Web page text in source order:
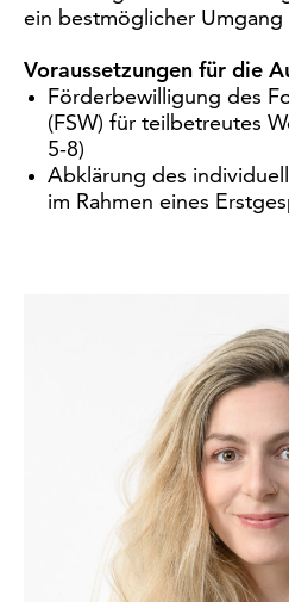
ein bestmöglicher Umgang
Voraussetzungen für die
Förderbewilligung des
(FSW) für teilbetreutes
5-8)
Abklärung des
im Rahmen eines